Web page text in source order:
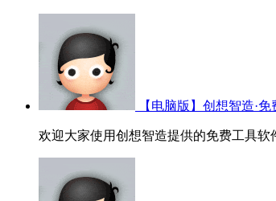
【电脑版】创想智造·
欢迎大家使用创想智造提供的免费工具软